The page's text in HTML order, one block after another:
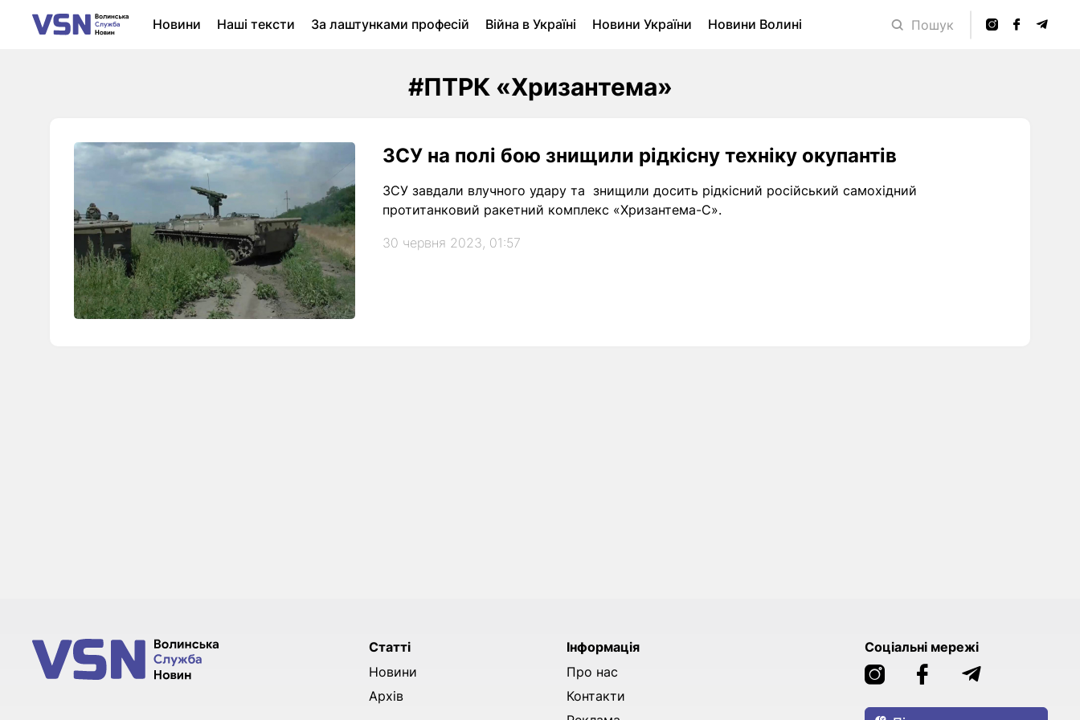
Новини Наші тексти За лаштунками професій Війна в Україні Новини України
Новини Волині
Пошук
#ПТРК «Хризантема»
ЗСУ на полі бою знищили рідкісну техніку окупантів
ЗСУ завдали влучного удару та знищили досить рідкісний російський самохідний
протитанковий ракетний комплекс «Хризантема-С».
30 червня 2023, 01:57
Статті
Новини
Архів
Інформація
Про нас
Контакти
Соціальні мережі